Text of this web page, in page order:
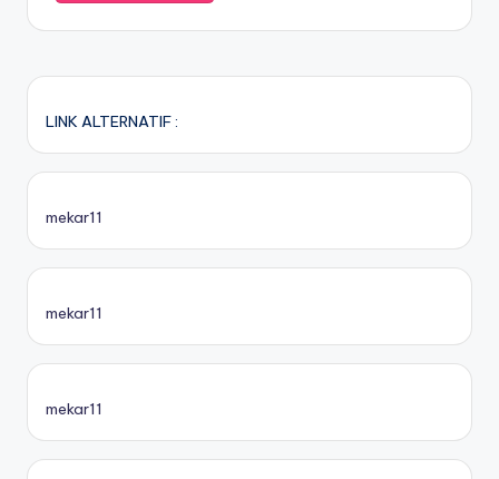
LINK ALTERNATIF :
mekar11
mekar11
mekar11